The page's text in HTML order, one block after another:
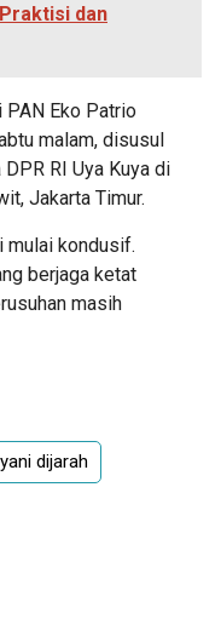
dan
Eko Patrio
malam, disusul
RI Uya Kuya di
Jakarta Timur.
mulai kondusif.
berjaga ketat
masih
dijarah